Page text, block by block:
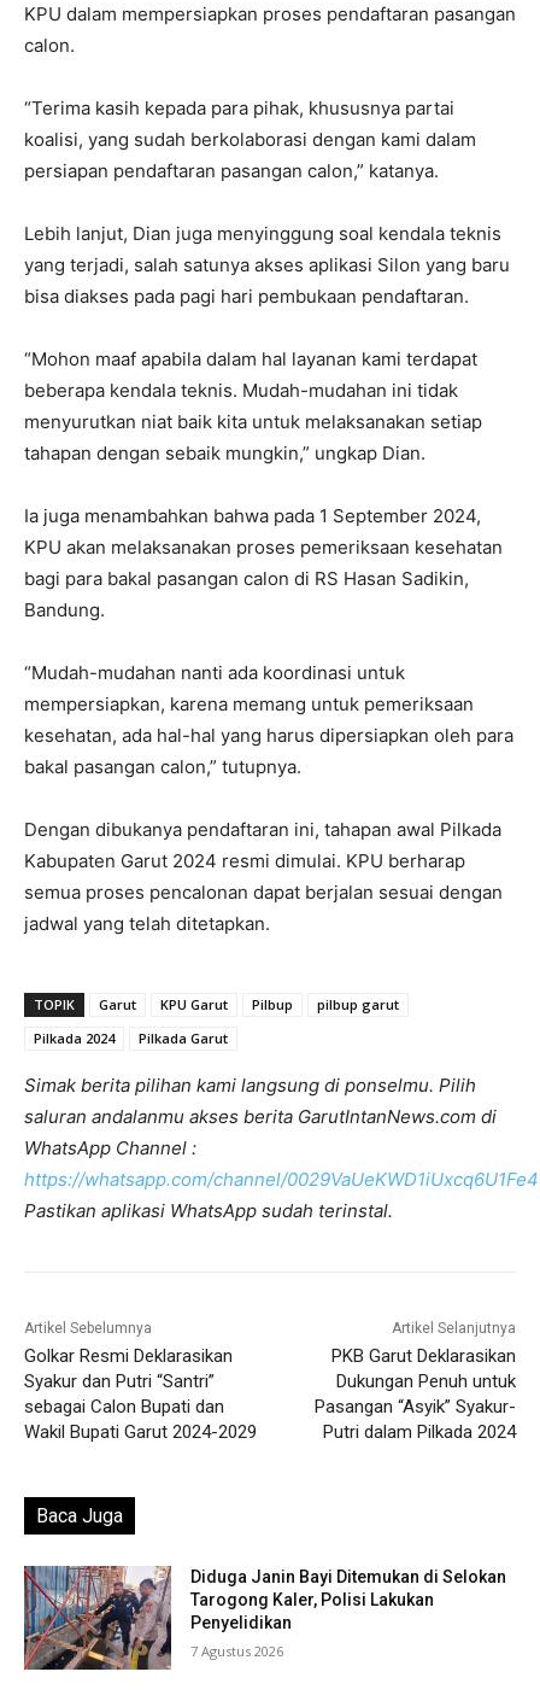
KPU dalam mempersiapkan proses pendaftaran pasangan
calon.
“Terima kasih kepada para pihak, khususnya partai
koalisi, yang sudah berkolaborasi dengan kami dalam
persiapan pendaftaran pasangan calon,” katanya.
Lebih lanjut, Dian juga menyinggung soal kendala teknis
yang terjadi, salah satunya akses aplikasi Silon yang baru
bisa diakses pada pagi hari pembukaan pendaftaran.
“Mohon maaf apabila dalam hal layanan kami terdapat
beberapa kendala teknis. Mudah-mudahan ini tidak
menyurutkan niat baik kita untuk melaksanakan setiap
tahapan dengan sebaik mungkin,” ungkap Dian.
Ia juga menambahkan bahwa pada 1 September 2024,
KPU akan melaksanakan proses pemeriksaan kesehatan
bagi para bakal pasangan calon di RS Hasan Sadikin,
Bandung.
“Mudah-mudahan nanti ada koordinasi untuk
mempersiapkan, karena memang untuk pemeriksaan
kesehatan, ada hal-hal yang harus dipersiapkan oleh para
bakal pasangan calon,” tutupnya.
Dengan dibukanya pendaftaran ini, tahapan awal Pilkada
Kabupaten Garut 2024 resmi dimulai. KPU berharap
semua proses pencalonan dapat berjalan sesuai dengan
jadwal yang telah ditetapkan.
TOPIK Garut KPU Garut Pilbup
pilbup garut
Pilkada 2024
Pilkada Garut
Simak berita pilihan kami langsung di ponselmu. Pilih
saluran andalanmu akses berita GarutIntanNews.com di
WhatsApp Channel :
https://whatsapp.com/channel/
Pastikan aplikasi WhatsApp sudah terinstal.
Artikel Sebelumnya
Golkar Resmi Deklarasikan
Syakur dan Putri “Santri”
sebagai Calon Bupati dan
Wakil Bupati Garut 2024-2029
Artikel Selanjutnya
PKB Garut Deklarasikan
Dukungan Penuh untuk
Pasangan “Asyik” Syakur-
Putri dalam Pilkada 2024
Baca Juga
Diduga Janin Bayi Ditemukan di Selokan
Tarogong Kaler, Polisi Lakukan
Penyelidikan
7 Agustus 2026